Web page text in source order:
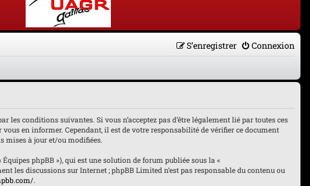
Connexion
S’enregistrer
les conditions suivantes. Si vous n’acceptez pas d’être légalement lié par toutes ces
en informer. Cependant, il est de votre responsabilité de vérifier ce document
mises à jour et/ou modifiées.
phpBB »), qui est une solution de forum publiée sous la «
les discussions sur Internet ; phpBB Limited n’est pas responsable du contenu ou
.